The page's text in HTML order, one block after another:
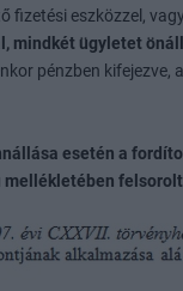
fizetési eszközzel,
ügyletet
pénzben
esetén a